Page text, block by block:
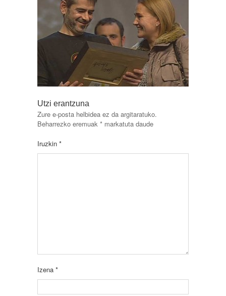
Utzi erantzuna
Zure e-posta helbidea ez da argitaratuko.
Beharrezko eremuak * markatuta daude
Iruzkin *
Izena *